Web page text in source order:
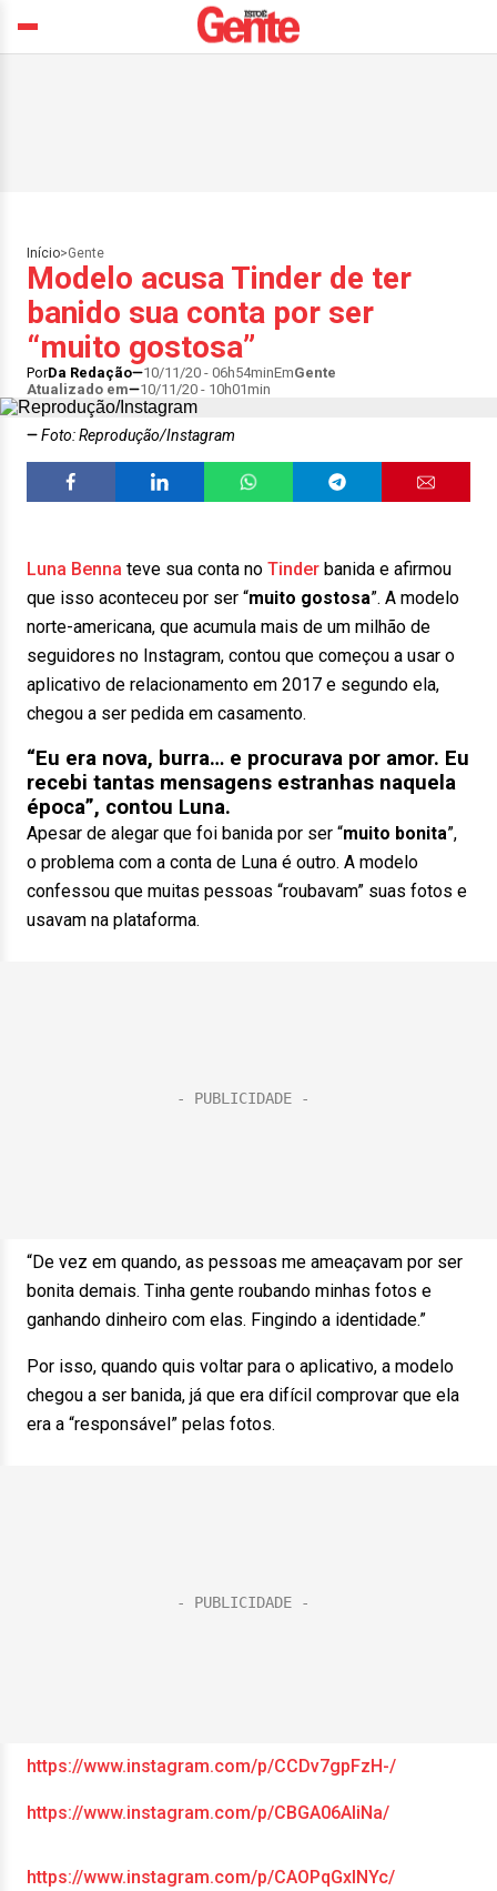
Início>Gente
Modelo acusa Tinder de ter
banido sua conta por ser
“muito gostosa”
PorDa Redação 10/11/20 - 06h54minEmGente
Atualizado em
10/11/20 - 10h01min
Foto: Reprodução/Instagram
Luna Benna teve sua conta no Tinder banida e afirmou
que isso aconteceu por ser “muito gostosa”. A modelo
norte-americana, que acumula mais de um milhão de
seguidores no Instagram, contou que começou a usar o
aplicativo de relacionamento em 2017 e segundo ela,
chegou a ser pedida em casamento.
“Eu era nova, burra… e procurava por amor. Eu
recebi tantas mensagens estranhas naquela
época”, contou Luna.
Apesar de alegar que foi banida por ser “muito bonita”,
o problema com a conta de Luna é outro. A modelo
confessou que muitas pessoas “roubavam” suas fotos e
usavam na plataforma.
“De vez em quando, as pessoas me ameaçavam por ser
bonita demais. Tinha gente roubando minhas fotos e
ganhando dinheiro com elas. Fingindo a identidade.”
Por isso, quando quis voltar para o aplicativo, a modelo
chegou a ser banida, já que era difícil comprovar que ela
era a “responsável” pelas fotos.
https://www.instagram.com/p/CCDv7gpFzH-/
https://www.instagram.com/p/CBGA06AliNa/
https://www.instagram.com/p/CAOPqGxlNYc/